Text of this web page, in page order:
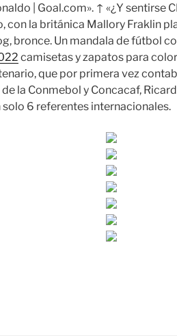
| Goal.com». ↑ «¿Y sentirse
con la británica Mallory Fraklin
bronce. Un mandala de fútbol
camisetas y zapatos para
que por primera vez
la Conmebol y Concacaf,
solo 6 referentes internacionales.